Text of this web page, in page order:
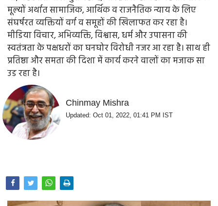
Opinion
Health & Lifestyle
Photo Gallery
Home
मूल्यों अर्थात सामाजिक, आर्थिक व राजनैतिक न्याय के लिए
संघर्षरत व्यक्तियों वर्ग व समूहों की खिलाफत कर रहा है।
मीडिया विचार, अभिव्यक्ति, विश्वास, धर्म और उपासना की
स्वतंत्रता के पक्षधरों का घनघोर विरोधी नजर आ रहा है। साथ ही
प्रतिष्ठा और समता की दिशा में कार्य करने वालों का मजाक सा
उड रहा है।
Chinmay Mishra
Updated: Oct 01, 2022, 01:41 PM IST